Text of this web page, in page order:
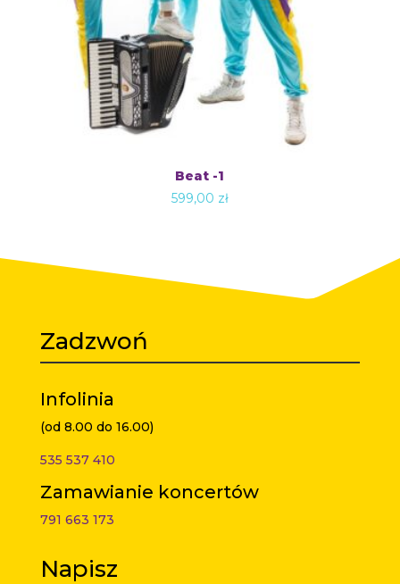
Beat -1
599,00 zł
Zadzwoń
Infolinia
(od 8.00 do 16.00)
535 537 410
Zamawianie koncertów
791 663 173
Napisz